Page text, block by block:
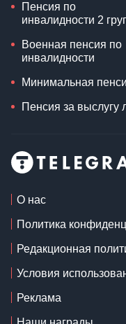
Пенсия по
инвалидности 2
Военная пенсия по
инвалидности
Минимальная
Пенсия за выслугу
О нас
Политика
Редакционная
Условия
Реклама